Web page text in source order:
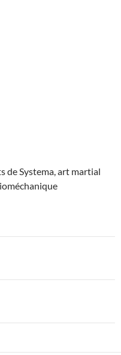
de Systema, art martial